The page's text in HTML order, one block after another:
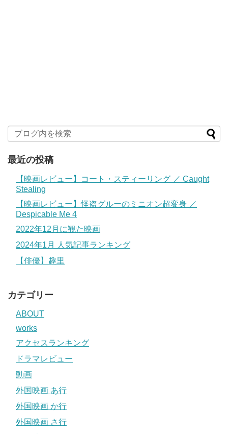
最近の投稿
【映画レビュー】コート・スティーリング ／ Caught
Stealing
【映画レビュー】怪盗グルーのミニオン超変身 ／
Despicable Me 4
2022年12月に観た映画
2024年1月 人気記事ランキング
【俳優】趣里
カテゴリー
ABOUT
works
アクセスランキング
ドラマレビュー
動画
外国映画 あ行
外国映画 か行
外国映画 さ行